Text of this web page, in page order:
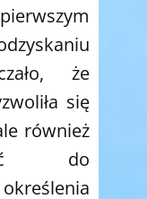
że
się
również
do